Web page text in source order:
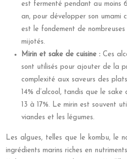
est fermenté pendant au moins
an, pour développer son umami
est le fondement de
mijotés.
Mirin et sake de cuisine : Ces
sont utilisés pour ajouter de la
complexité aux saveurs des
14% d’alcool, tandis que le
13 à 17%. Le mirin est souvent
viandes et les légumes.
Les algues, telles que le kombu, le
ingrédients marins riches en